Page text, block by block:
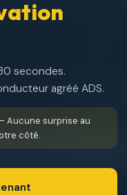
secondes.
agréé ADS.
Aucune surprise au
côté.